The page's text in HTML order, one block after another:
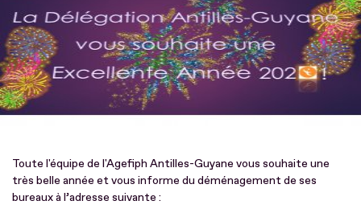
Toute l'équipe de l'Agefiph Antilles-Guyane vous souhaite une
très belle année et vous informe du déménagement de ses
bureaux à l’adresse suivante :